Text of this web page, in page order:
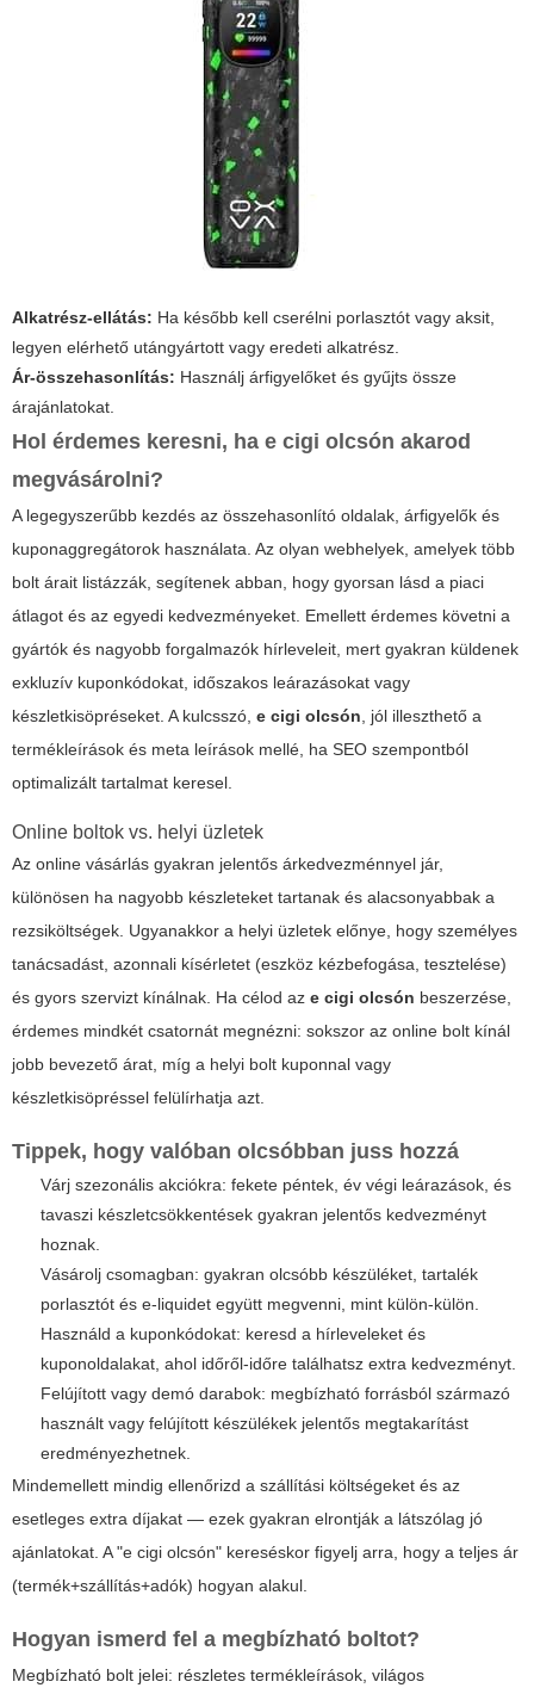
Alkatrész-ellátás: Ha később kell cserélni porlasztót vagy aksit,
legyen elérhető utángyártott vagy eredeti alkatrész.
Ár-összehasonlítás: Használj árfigyelőket és gyűjts össze
árajánlatokat.
Hol érdemes keresni, ha e cigi olcsón akarod
megvásárolni?
A legegyszerűbb kezdés az összehasonlító oldalak, árfigyelők és
kuponaggregátorok használata. Az olyan webhelyek, amelyek több
bolt árait listázzák, segítenek abban, hogy gyorsan lásd a piaci
átlagot és az egyedi kedvezményeket. Emellett érdemes követni a
gyártók és nagyobb forgalmazók hírleveleit, mert gyakran küldenek
exkluzív kuponkódokat, időszakos leárazásokat vagy
készletkisöpréseket. A kulcsszó, e cigi olcsón, jól illeszthető a
termékleírások és meta leírások mellé, ha SEO szempontból
optimalizált tartalmat keresel.
Online boltok vs. helyi üzletek
Az online vásárlás gyakran jelentős árkedvezménnyel jár,
különösen ha nagyobb készleteket tartanak és alacsonyabbak a
rezsiköltségek. Ugyanakkor a helyi üzletek előnye, hogy személyes
tanácsadást, azonnali kísérletet (eszköz kézbefogása, tesztelése)
és gyors szervizt kínálnak. Ha célod az e cigi olcsón beszerzése,
érdemes mindkét csatornát megnézni: sokszor az online bolt kínál
jobb bevezető árat, míg a helyi bolt kuponnal vagy
készletkisöpréssel felülírhatja azt.
Tippek, hogy valóban olcsóbban juss hozzá
Várj szezonális akciókra: fekete péntek, év végi leárazások, és
tavaszi készletcsökkentések gyakran jelentős kedvezményt
hoznak.
Vásárolj csomagban: gyakran olcsóbb készüléket, tartalék
porlasztót és e-liquidet együtt megvenni, mint külön-külön.
Használd a kuponkódokat: keresd a hírleveleket és
kuponoldalakat, ahol időről-időre találhatsz extra kedvezményt.
Felújított vagy demó darabok: megbízható forrásból származó
használt vagy felújított készülékek jelentős megtakarítást
eredményezhetnek.
Mindemellett mindig ellenőrizd a szállítási költségeket és az
esetleges extra díjakat — ezek gyakran elrontják a látszólag jó
ajánlatokat. A "e cigi olcsón" kereséskor figyelj arra, hogy a teljes ár
(termék+szállítás+adók) hogyan alakul.
Hogyan ismerd fel a megbízható boltot?
Megbízható bolt jelei: részletes termékleírások, világos